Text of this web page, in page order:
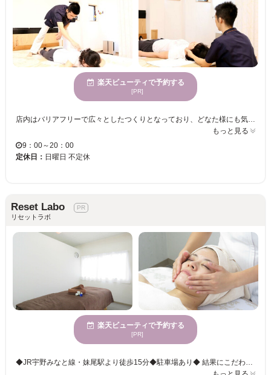
楽天ビューティで予約する
[PR]
店内はバリアフリーで広々としたつくりとなっており、どなた様にも気軽にご来店頂けます♪こだわりの広くて大きなベットでゆったりと整体を受けることが出来ます！！ ＜まったく痛くない整体で根本改善にこだわり＞正しい姿勢でいることで痛みを予防する身体づくりや不調改善を目指します。また整体の効果を持続する為に、ご自宅でも出来る簡単なストレッチなどもお教えします！ しっかり丁寧にカウンセリングを行い、全身の痛みや歪みを調整、お客様お一人お一人のお悩みに合った施術をご提案♪美容整体で猫背改善スタイルアップで全方位からの好感度アップ♪◆妊娠中や産後の骨盤調整などのメニューもございます。骨盤の歪みを整え身体の内側からキレイになるお手伝いを致します！ オーダーメイドで身体の不調を改善しませんか？皆様のご来店をお待ちしております！ 下記の電話番号にお電話して頂くと当日の空き状況をご案内いたします。 施術中は電話にでれないこともあります。少しお時間が立ってからおかけ直しください。
もっと見る
9：00～20：00
定休日： 日曜日 不定休
Reset Labo
リセットラボ
楽天ビューティで予約する
[PR]
◆JR宇野みなと線・妹尾駅より徒歩15分◆駐車場あり◆ 結果にこだわる施術と、空間・施術・おもてなし、すべてにこだわり満載のリラクゼーションサロン『Reset Labo』カウンセリングを重視し、お客様のお悩みや希望にしっかり寄り添いお肌や身体の「今」に合わせたより効果的な施術をご提案致します。ぜひお気軽にご来店ください！！ ◆多彩なメニューで様々なお悩み希望にお応えいたします◆ 落ち着いた雰囲気の空間は居心地を重視◎リラックスしながらサロンでの時間をお過ごしいただけます。毎日頑張る自分へのご褒美に、お肌や身体が喜ぶメニューを堪能しませんか？